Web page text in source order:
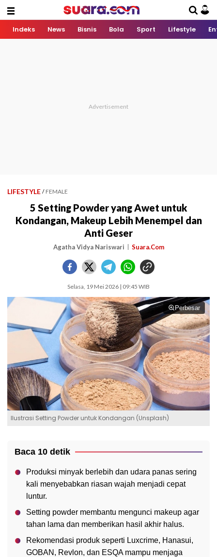
Indeks News Bisnis Bola Sport Lifestyle
LIFESTYLE / FEMALE
5 Setting Powder yang Awet untuk
Kondangan, Makeup Lebih Menempel dan
Anti Geser
Agatha Vidya Nariswari Suara.Com
Selasa, 19 Mei 2026 | 09:45 WIB
Perbesar
Ilustrasi Setting Powder untuk Kondangan (Unsplash)
Baca 10 detik
Produksi minyak berlebih dan udara panas sering
kali menyebabkan riasan wajah menjadi cepat
luntur.
Setting powder membantu mengunci makeup agar
tahan lama dan memberikan hasil akhir halus.
Rekomendasi produk seperti Luxcrime, Hanasui,
GOBAN, Revlon, dan ESQA mampu menjaga